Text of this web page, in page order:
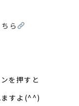
ちら
を押すと
ますよ(^^)